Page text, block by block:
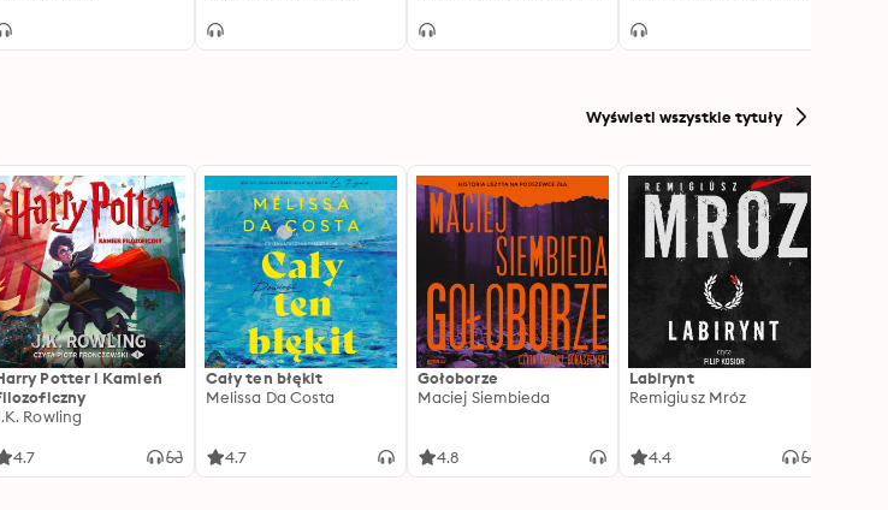
changes that
Triggers
disease
Wyświetl wszystkie tytuły
Potter i Kamień
Rowling
4.7
Cały ten błękit
Melissa Da Costa
4.7
Gołoborze
Maciej Siembieda
4.8
Labirynt
Remigiusz Mróz
4.4